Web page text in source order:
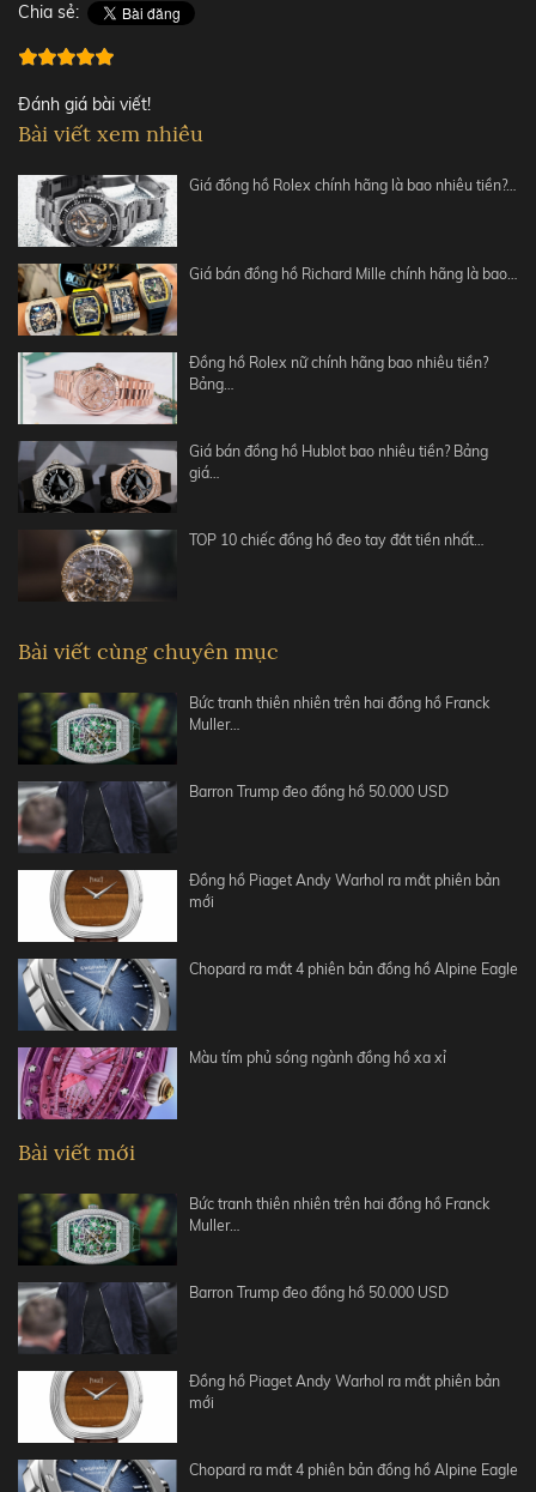
Chia sẻ:
Đánh giá bài viết!
Bài viết xem nhiều
Giá đồng hồ Rolex chính hãng là bao nhiêu tiền?…
Giá bán đồng hồ Richard Mille chính hãng là bao…
Đồng hồ Rolex nữ chính hãng bao nhiêu tiền?
Bảng…
Giá bán đồng hồ Hublot bao nhiêu tiền? Bảng
giá…
TOP 10 chiếc đồng hồ đeo tay đắt tiền nhất…
Bài viết cùng chuyên mục
Bức tranh thiên nhiên trên hai đồng hồ Franck
Muller…
Barron Trump đeo đồng hồ 50.000 USD
Đồng hồ Piaget Andy Warhol ra mắt phiên bản
mới
Chopard ra mắt 4 phiên bản đồng hồ Alpine Eagle
Màu tím phủ sóng ngành đồng hồ xa xỉ
Bài viết mới
Bức tranh thiên nhiên trên hai đồng hồ Franck
Muller…
Barron Trump đeo đồng hồ 50.000 USD
Đồng hồ Piaget Andy Warhol ra mắt phiên bản
mới
Chopard ra mắt 4 phiên bản đồng hồ Alpine Eagle